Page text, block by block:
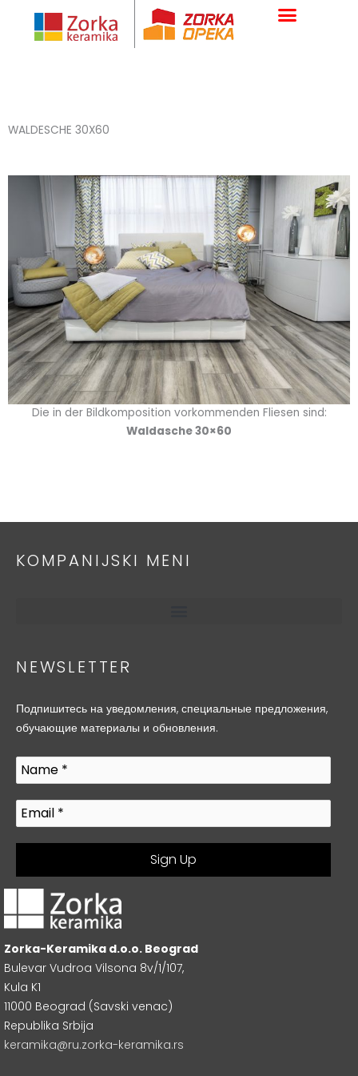
content
WALDESCHE 30X60
Die in der Bildkomposition vorkommenden Fliesen sind:
Waldasche 30×60
KOMPANIJSKI MENI
NEWSLETTER
Подпишитесь на уведомления, специальные предложения,
обучающие материалы и обновления.
Zorka-Keramika d.o.o. Beograd
Bulevar Vudroa Vilsona 8v/1/107,
Kula K1
11000 Beograd (Savski venac)
Republika Srbija
keramika@ru.zorka-keramika.rs